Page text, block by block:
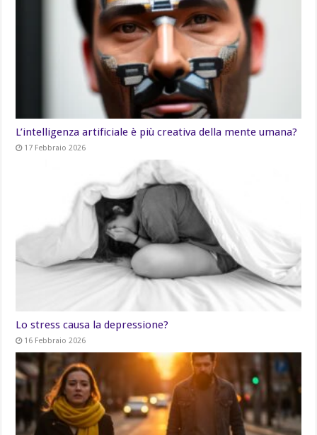
L’intelligenza artificiale è più creativa della mente umana?
17 Febbraio 2026
Lo stress causa la depressione?
16 Febbraio 2026